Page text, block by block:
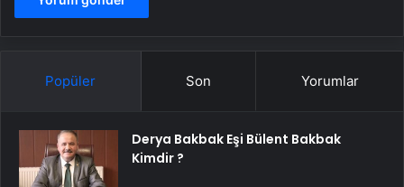
Popüler Son Yorumlar
Derya Bakbak Eşi Bülent Bakbak
Kimdir ?